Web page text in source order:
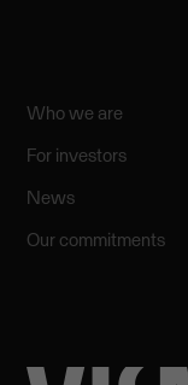
Who we are
For investors
News
Our commitments